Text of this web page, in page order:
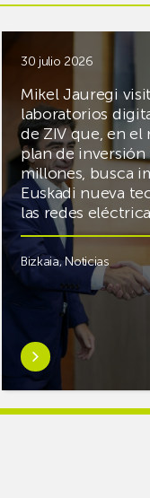
30 julio 2026
Mikel Jauregi
laboratorios
de ZIV que, en el
plan de inversión
millones, busca
Euskadi nueva
las redes
Bizkaia,Noticias
Saber
más
sobreMikel
Jauregi